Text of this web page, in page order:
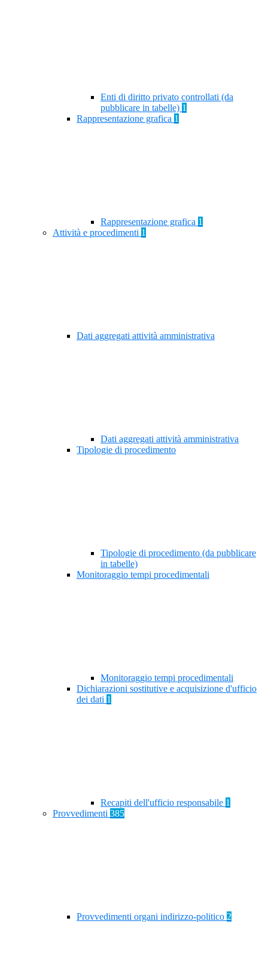
Enti di diritto privato controllati (da
pubblicare in tabelle) 1
Rappresentazione grafica 1
Rappresentazione grafica 1
Attività e procedimenti 1
Dati aggregati attività amministrativa
Dati aggregati attività amministrativa
Tipologie di procedimento
Tipologie di procedimento (da pubblicare
in tabelle)
Monitoraggio tempi procedimentali
Monitoraggio tempi procedimentali
Dichiarazioni sostitutive e acquisizione d'ufficio
dei dati 1
Recapiti dell'ufficio responsabile 1
Provvedimenti 385
Provvedimenti organi indirizzo-politico 2